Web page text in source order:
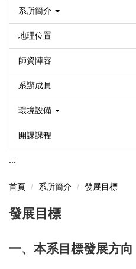
系所簡介
地理位置
師資陣容
系辦成員
環境設備
開課課程
:::
首頁 系所簡介 發展目標
發展目標
一、本系目標發展方向